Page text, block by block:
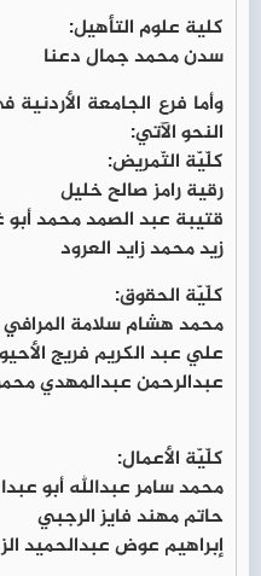
كلية علوم التأهيل:
سدن محمد جمال دعنا
وأما فرع الجامعة
النحو الآتي:
كلّيّة التّمريض:
رقية رامز صالح خليل
قتيبة عبد الصمد محمد أبو
زيد محمد زايد العرود
كلّيّة الحقوق:
محمد هشام سلامة المرافي
علي عبد الكريم فريج
عبدالرحمن عبدالمهدي
كلّيّة الأعمال:
محمد سامر عبدالله أبو
حاتم مهند فايز الرجبي
إبراهيم عوض عبدالحميد